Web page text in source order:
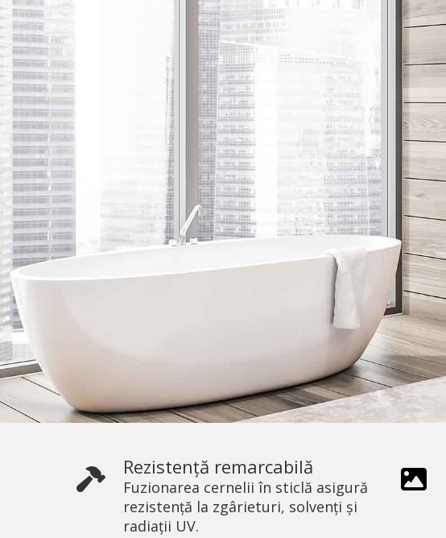
Rezistență remarcabilă
Fuzionarea cernelii în sticlă asigură
rezistență la zgârieturi, solvenți și
radiații UV.